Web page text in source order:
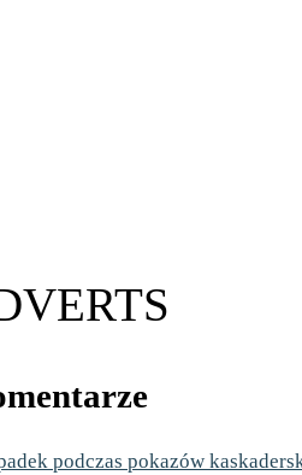
podczas pokazów